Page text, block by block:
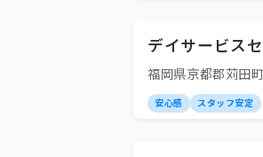
デイサービス
福岡県京都郡苅田
安心感 スタッフ安定